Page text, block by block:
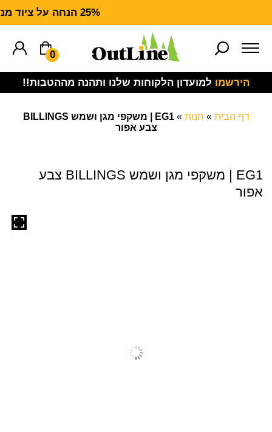
25% הנחה על ציוד מנדף CARHARTT FORCE
0
הירשמו למועדון הלקוחות שלנו ותהנה מההטבות!!
דף הבית » חנות »
EG1 | משקפי מגן ושמש BILLINGS
צבע אפור
EG1 | משקפי מגן ושמש BILLINGS צבע
אפור